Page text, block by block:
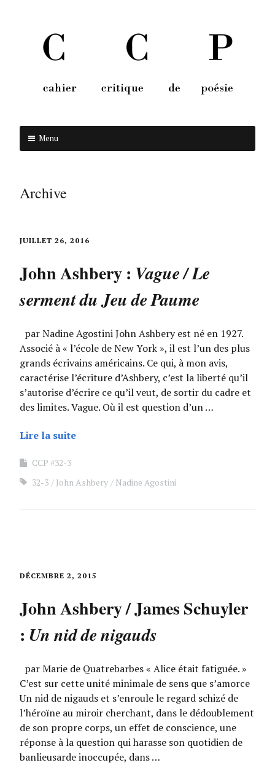
Menu
Archive
JUILLET 26, 2016
John Ashbery : Vague / Le
serment du Jeu de Paume
par Nadine Agostini John Ashbery est né en 1927.
Associé à « l’école de New York », il est l’un des plus
grands écrivains américains. Ce qui, à mon avis,
caractérise l’écriture d’Ashbery, c’est la liberté qu’il
s’autorise d’écrire ce qu’il veut, de sortir du cadre et
des limites. Vague. Où il est question d’un …
Lire la suite
CCP #32-3
32-3
John Ashbery Nadine Agostini
DÉCEMBRE 2, 2015
John Ashbery / James Schuyler
: Un nid de nigauds
par Marie de Quatrebarbes « Alice était fatiguée. »
C’est sur cette unité minimale de sens que s’amorce
Un nid de nigauds et s’enroule le regard schizé de
l’héroïne au miroir cherchant, dans le dédoublement
de son propre corps, un effet de conscience, une
réponse à la question qui harasse son quotidien de
banlieusarde inoccupée, dans …